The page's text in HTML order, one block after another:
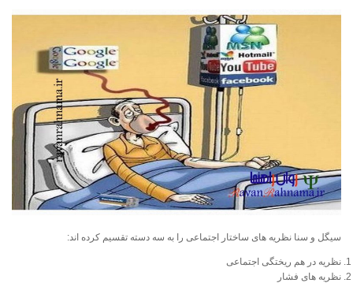
سیگل و سنا نظریه های ساختار اجتماعی را به سه دسته تقسیم کرده اند:
نظریه در هم ریختگی اجتماعی
نظریه های فشار